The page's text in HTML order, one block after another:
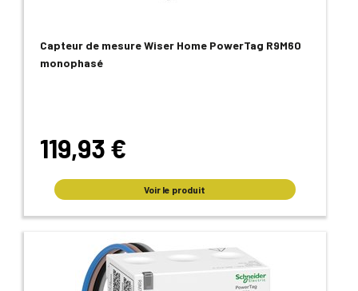
Capteur de mesure Wiser Home PowerTag R9M60
monophasé
119,93 €
Voir le produit